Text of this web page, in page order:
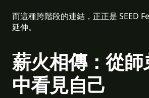
而這種跨階段的連結，正正是 SEED
延伸。
薪火相傳：從
中看見自己